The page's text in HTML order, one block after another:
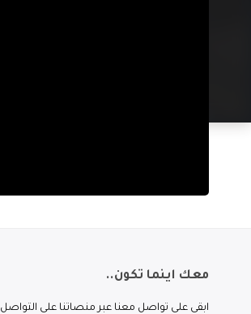
معك اينما تكون..
ابقى على تواصل معنا عبر منصاتنا على التواصل